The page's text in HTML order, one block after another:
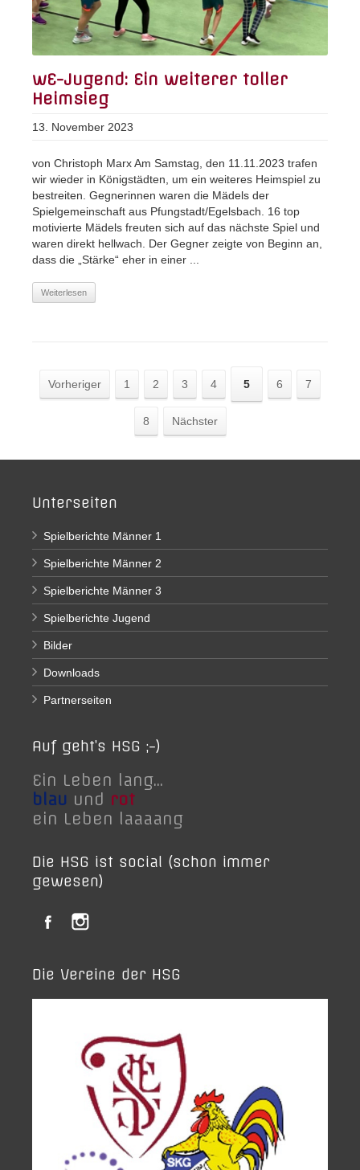
wE-Jugend: Ein weiterer toller
Heimsieg
13. November 2023
von Christoph Marx Am Samstag, den 11.11.2023 trafen
wir wieder in Königstädten, um ein weiteres Heimspiel zu
bestreiten. Gegnerinnen waren die Mädels der
Spielgemeinschaft aus Pfungstadt/Egelsbach. 16 top
motivierte Mädels freuten sich auf das nächste Spiel und
waren direkt hellwach. Der Gegner zeigte von Beginn an,
dass die „Stärke“ eher in einer ...
Weiterlesen
Vorheriger 1 2 3 4 5 6 7
8 Nächster
Unterseiten
Spielberichte Männer 1
Spielberichte Männer 2
Spielberichte Männer 3
Spielberichte Jugend
Bilder
Downloads
Partnerseiten
Auf geht’s HSG ;-)
Ein Leben lang...
blau und rot
ein Leben laaaang
Die HSG ist social (schon immer
gewesen)
Die Vereine der HSG